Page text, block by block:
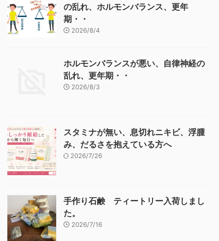
の乱れ、ホルモンバランス、更年
期・・
2026/8/4
ホルモンバランスが悪い、自律神経の
乱れ、更年期・・
2026/8/3
スタミナが無い、息切れニキビ、浮腫
み、だるさを抱えている方へ
2026/7/26
手作り石鹸 ティートリー入荷しまし
た。
2026/7/16